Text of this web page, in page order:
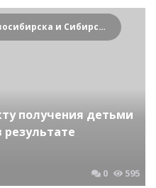
Криминальные новости Новосибирска и Сибирского региона
получения детьми
0 595